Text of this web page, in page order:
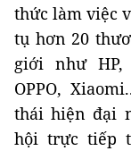
thức làm việc
tụ hơn 20
giới như HP,
OPPO,
thái hiện đại
hội trực tiếp